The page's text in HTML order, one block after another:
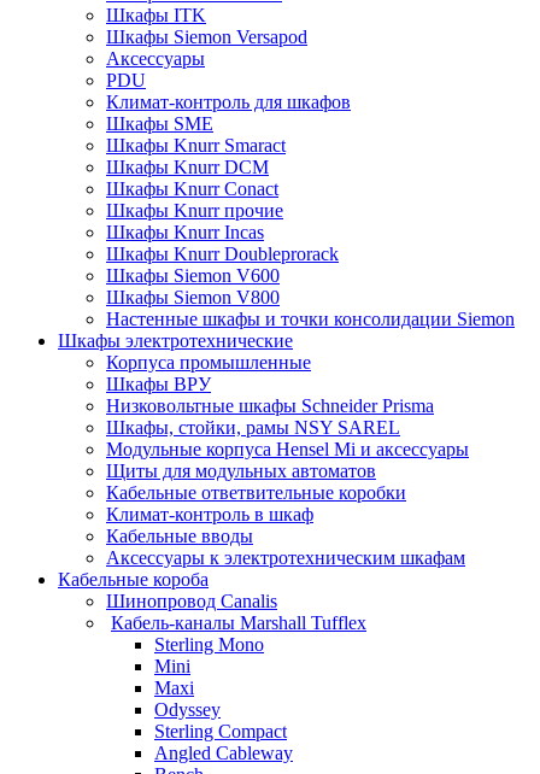
Шкафы ITK
Шкафы Siemon Versapod
Аксессуары
PDU
Климат-контроль для шкафов
Шкафы SME
Шкафы Knurr Smaract
Шкафы Knurr DCM
Шкафы Knurr Conact
Шкафы Knurr прочие
Шкафы Knurr Incas
Шкафы Knurr Doubleprorack
Шкафы Siemon V600
Шкафы Siemon V800
Настенные шкафы и точки консолидации Siemon
Шкафы электротехнические
Корпуса промышленные
Шкафы ВРУ
Низковольтные шкафы Schneider Prisma
Шкафы, стойки, рамы NSY SAREL
Модульные корпуса Hensel Mi и аксессуары
Щиты для модульных автоматов
Кабельные ответвительные коробки
Климат-контроль в шкаф
Кабельные вводы
Аксессуары к электротехническим шкафам
Кабельные короба
Шинопровод Canalis
Кабель-каналы Marshall Tufflex
Sterling Mono
Mini
Maxi
Odyssey
Sterling Compact
Angled Cableway